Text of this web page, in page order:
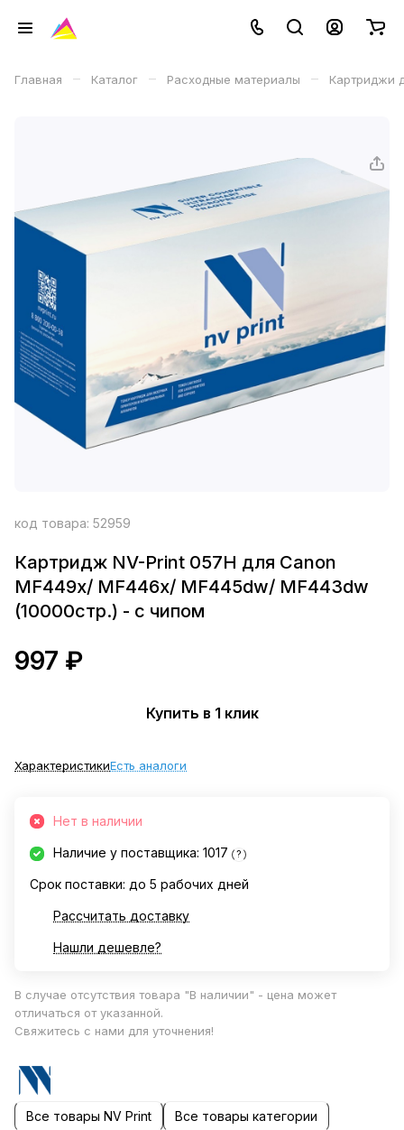
Главная – Каталог – Расходные материалы – Картриджи
код товара: 52959
Картридж NV-Print 057H для Canon
MF449x/ MF446x/ MF445dw/ MF443dw
(10000стр.) - c чипом
997 ₽
Купить в 1 клик
ХарактеристикиЕсть аналоги
Нет в наличии
Наличие у поставщика: 1017 ?
Срок поставки: до 5 рабочих дней
Рассчитать доставку
Нашли дешевле?
В случае отсутствия товара "В наличии" - цена может
отличаться от указанной.
Свяжитесь с нами для уточнения!
Все товары NV Print Все товары категории